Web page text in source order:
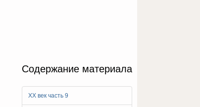
Содержание материала
ХХ век часть 9